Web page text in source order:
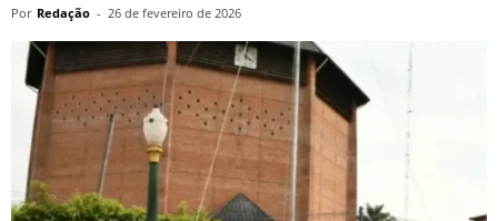
Por Redação - 26 de fevereiro de 2026